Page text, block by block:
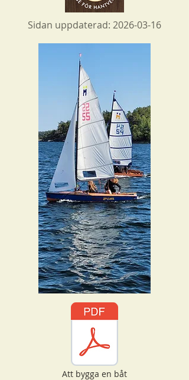
Sidan uppdaterad: 2026-03-16
Att bygga en båt